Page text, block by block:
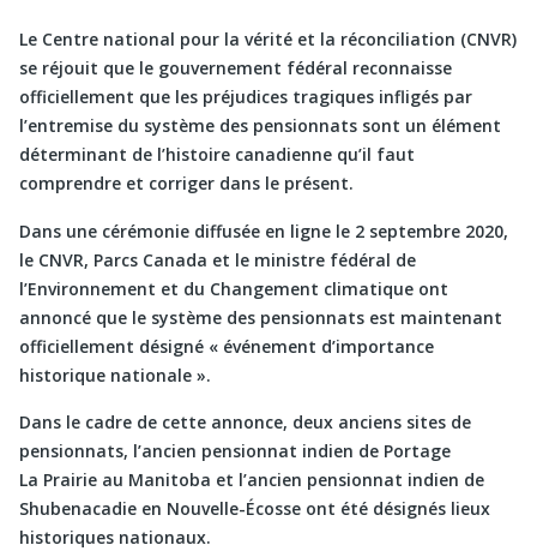
Le Centre national pour la vérité et la réconciliation (CNVR)
se réjouit que le gouvernement fédéral reconnaisse
officiellement que les préjudices tragiques infligés par
l’entremise du système des pensionnats sont un élément
déterminant de l’histoire canadienne qu’il faut
comprendre et corriger dans le présent.
Dans une cérémonie diffusée en ligne le 2 septembre 2020,
le CNVR, Parcs Canada et le ministre fédéral de
l’Environnement et du Changement climatique ont
annoncé que le système des pensionnats est maintenant
officiellement désigné « événement d’importance
historique nationale ».
Dans le cadre de cette annonce, deux anciens sites de
pensionnats, l’ancien pensionnat indien de Portage
La Prairie au Manitoba et l’ancien pensionnat indien de
Shubenacadie en Nouvelle-Écosse ont été désignés lieux
historiques nationaux.